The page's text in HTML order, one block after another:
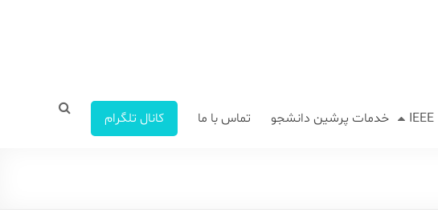
IEEE خدمات پرشین دانشجو تماس با ما کانال تلگرام